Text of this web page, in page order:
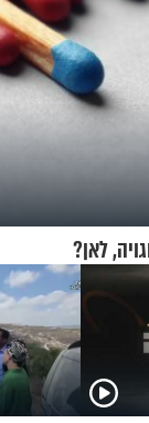
לאן?